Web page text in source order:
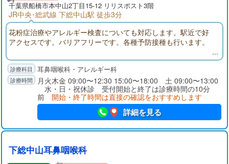
千葉県船橋市本中山2丁目15-12 リリスポスト3階
JR中央･総武線 下総中山駅 徒歩3分
花粉症治療やアレルギー検査についても対応します。駅近で好
アクセスです。バリアフリーです。各種予防接種も行います。
耳鼻咽喉科・アレルギー科
月火木金 09:00〜12:30 15:00〜18:00 土 09:00〜13:00
水・日・祝休診 受付開始と終了は診療時間の10分
前 開始・終了時間は直接の確認をおすすめします
詳細を見る
下総中山耳鼻咽喉科